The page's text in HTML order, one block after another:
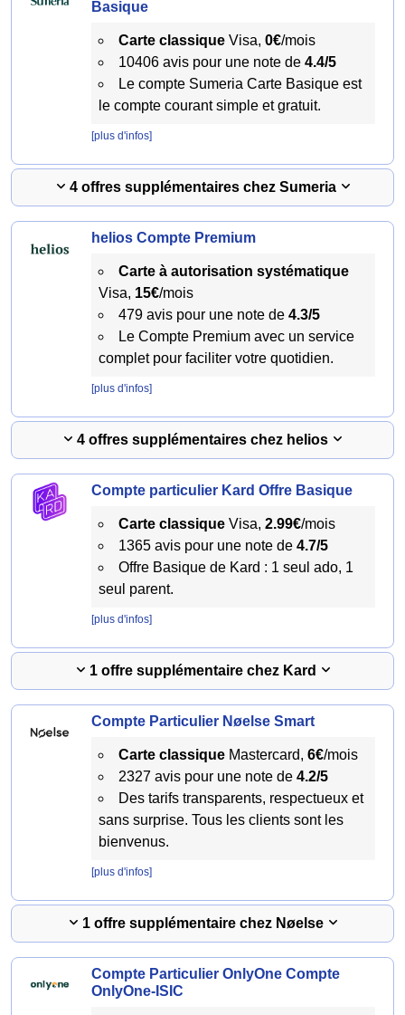
Basique
Carte classiqueVisa, 0€/mois
10406 avis pour une note de 4.4/5
Le compte Sumeria Carte Basique est
le compte courant simple et gratuit.
[plus d'infos]
4 offres supplémentaires chez Sumeria
helios Compte Premium
Carte à autorisation systématique
Visa, 15€/mois
479 avis pour une note de 4.3/5
Le Compte Premium avec un service
complet pour faciliter votre quotidien.
[plus d'infos]
4 offres supplémentaires chez helios
Compte particulier Kard Offre Basique
Carte classiqueVisa, 2.99€/mois
1365 avis pour une note de 4.7/5
Offre Basique de Kard : 1 seul ado, 1
seul parent.
[plus d'infos]
1 offre supplémentaire chez Kard
Compte Particulier Nøelse Smart
Carte classiqueMastercard, 6€/mois
2327 avis pour une note de 4.2/5
Des tarifs transparents, respectueux et
sans surprise. Tous les clients sont les
bienvenus.
[plus d'infos]
1 offre supplémentaire chez Nøelse
Compte Particulier OnlyOne Compte
OnlyOne-ISIC